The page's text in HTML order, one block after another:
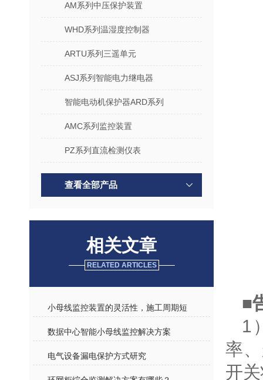
AM系列中压保护装置
WHD系列温湿度控制器
ARTU系列三遥单元
ASJ系列智能电力继电器
智能电动机保护器ARD系列
AMC系列监控装置
PZ系列直流检测仪表
查看全部产品
相关文章
RELATED ARTICLES
小母线监控装置的灵活性，施工周期短
数据中心智能小母线监控解决方案
电气设备漏电保护方式研究
■
1
率
开